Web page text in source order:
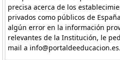
precisa acerca de los
privados como públicos de
algún error en la información
relevantes de la Institución, le
mail a info@portaldeeducacion.es.